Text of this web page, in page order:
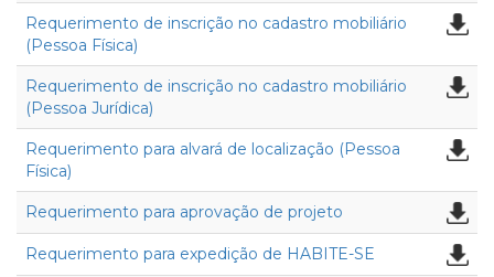
Requerimento de inscrição no cadastro mobiliário
(Pessoa Física)
Requerimento de inscrição no cadastro mobiliário
(Pessoa Jurídica)
Requerimento para alvará de localização (Pessoa
Física)
Requerimento para aprovação de projeto
Requerimento para expedição de HABITE-SE